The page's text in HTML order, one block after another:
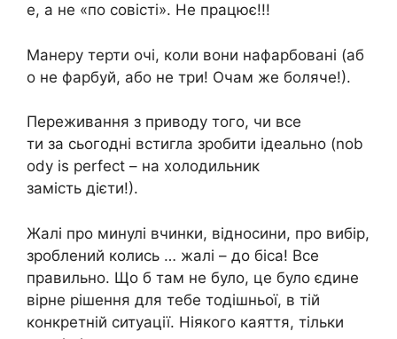
е, а не «по совісті». Не працює!!!
Манеру терти очі, коли вони нафарбовані (аб
о не фарбуй, або не три! Очам же боляче!).
Переживання з приводу того, чи все
ти за сьогодні встигла зробити ідеально (nob
ody is perfect – на холодильник
замість дієти!).
Жалі про минулі вчинки, відносини, про вибір,
зроблений колись … жалі – до біса! Все
правильно. Що б там не було, це було єдине
вірне рішення для тебе тодішньої, в тій
конкретній ситуації. Ніякого каяття, тільки